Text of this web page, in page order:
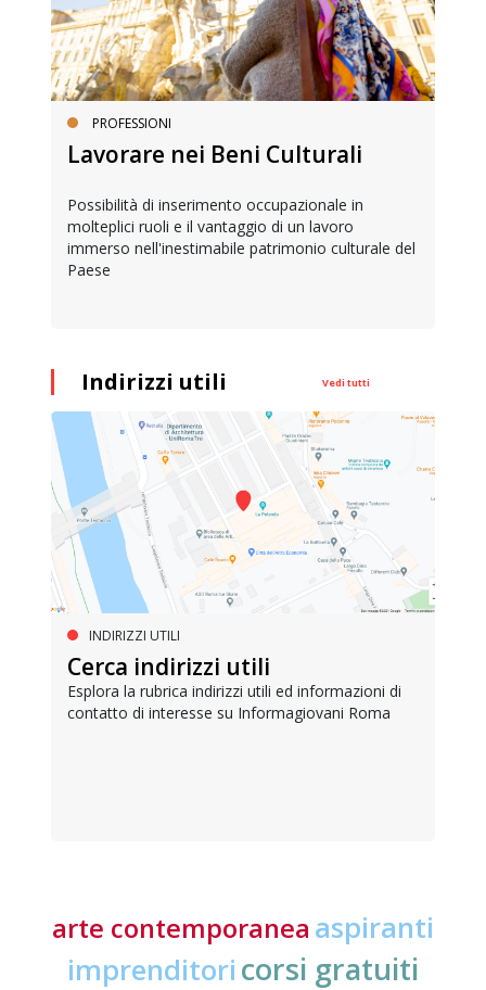
PROFESSIONI
Lavorare nei Beni Culturali
Possibilità di inserimento occupazionale in
molteplici ruoli e il vantaggio di un lavoro
immerso nell'inestimabile patrimonio culturale del
Paese
Indirizzi utili Vedi tutti
INDIRIZZI UTILI
Cerca indirizzi utili
Esplora la rubrica indirizzi utili ed informazioni di
contatto di interesse su Informagiovani Roma
arte contemporanea aspiranti
imprenditori corsi gratuiti